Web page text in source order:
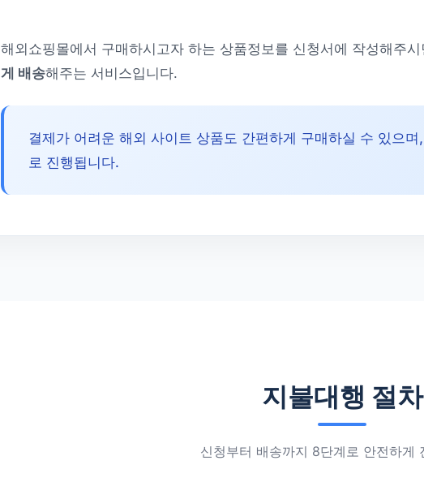
해외쇼핑몰에서 구매하시고자 하는 상품정보를 신청서에 작성해주시
게 배송해주는 서비스입니다.
결제가 어려운 해외 사이트 상품도 간편하게 구매하실 수 있으
로 진행됩니다.
지불대행 절차
신청부터 배송까지 8단계로 안전하게